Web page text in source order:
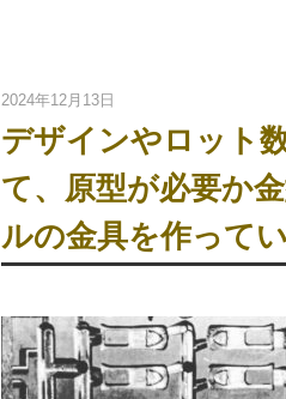
2024年12月13日
デザインやロット
て、原型が必要か
ルの金具を作って